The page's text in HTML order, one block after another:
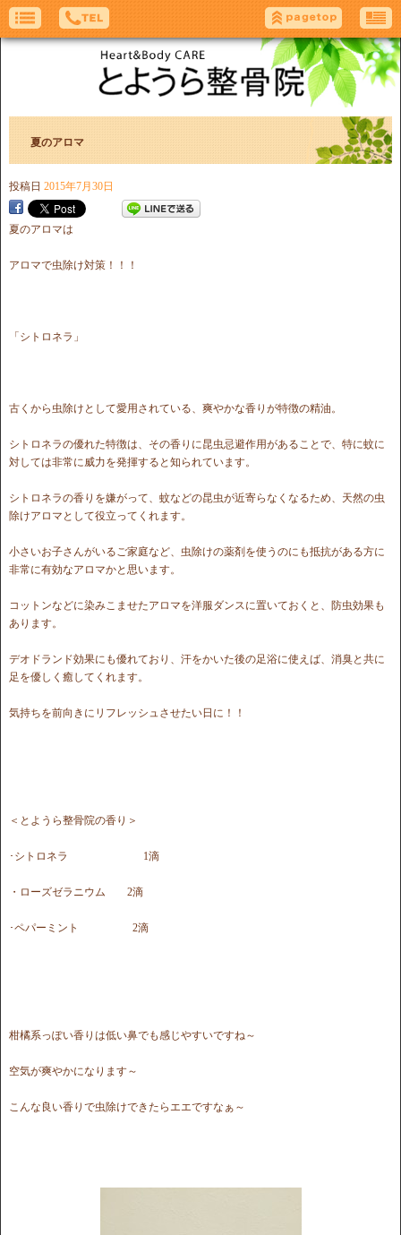
夏のアロマ
投稿日 2015年7月30日
夏のアロマは
アロマで虫除け対策！！！
「シトロネラ」
古くから虫除けとして愛用されている、爽やかな香りが特徴の精油。
シトロネラの優れた特徴は、その香りに昆虫忌避作用があることで、特に蚊に
対しては非常に威力を発揮すると知られています。
シトロネラの香りを嫌がって、蚊などの昆虫が近寄らなくなるため、天然の虫
除けアロマとして役立ってくれます。
小さいお子さんがいるご家庭など、虫除けの薬剤を使うのにも抵抗がある方に
非常に有効なアロマかと思います。
コットンなどに染みこませたアロマを洋服ダンスに置いておくと、防虫効果も
あります。
デオドランド効果にも優れており、汗をかいた後の足浴に使えば、消臭と共に
足を優しく癒してくれます。
気持ちを前向きにリフレッシュさせたい日に！！
＜とようら整骨院の香り＞
･シトロネラ 1滴
・ローズゼラニウム 2滴
･ペパーミント 2滴
柑橘系っぽい香りは低い鼻でも感じやすいですね～
空気が爽やかになります～
こんな良い香りで虫除けできたらエエですなぁ～